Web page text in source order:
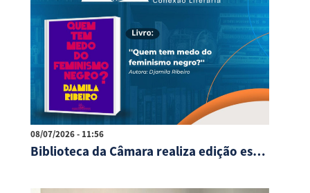
08/07/2026 - 11:56
Biblioteca da Câmara realiza edição especial do Clube do Livro em celebração ao Julho das Pretas